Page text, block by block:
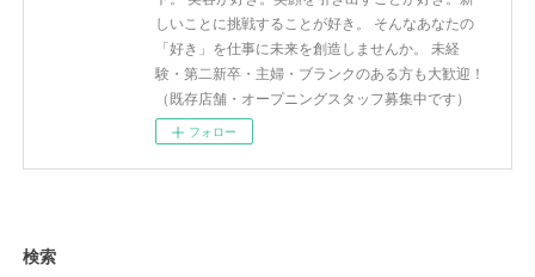
しいことに挑戦することが好き。 そんなあなたの
「好き」を仕事に未来を創造しませんか。 未経
験・第二新卒・主婦・ブランクのある方も大歓迎！
（既存店舗・オープニングスタッフ募集中です）
フォロー
検索